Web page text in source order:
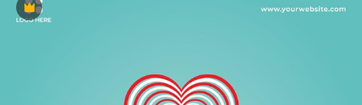
Премиум